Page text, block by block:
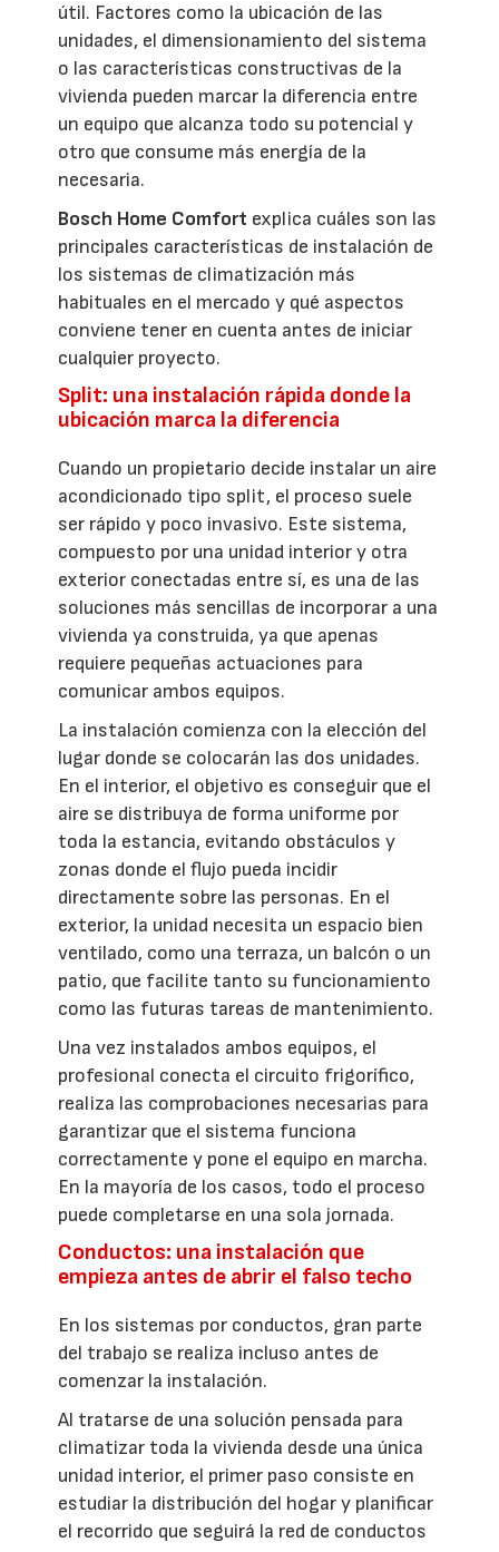
útil. Factores como la ubicación de las
unidades, el dimensionamiento del sistema
o las características constructivas de la
vivienda pueden marcar la diferencia entre
un equipo que alcanza todo su potencial y
otro que consume más energía de la
necesaria.
Bosch Home Comfort explica cuáles son las
principales características de instalación de
los sistemas de climatización más
habituales en el mercado y qué aspectos
conviene tener en cuenta antes de iniciar
cualquier proyecto.
Split: una instalación rápida donde la
ubicación marca la diferencia
Cuando un propietario decide instalar un aire
acondicionado tipo split, el proceso suele
ser rápido y poco invasivo. Este sistema,
compuesto por una unidad interior y otra
exterior conectadas entre sí, es una de las
soluciones más sencillas de incorporar a una
vivienda ya construida, ya que apenas
requiere pequeñas actuaciones para
comunicar ambos equipos.
La instalación comienza con la elección del
lugar donde se colocarán las dos unidades.
En el interior, el objetivo es conseguir que el
aire se distribuya de forma uniforme por
toda la estancia, evitando obstáculos y
zonas donde el flujo pueda incidir
directamente sobre las personas. En el
exterior, la unidad necesita un espacio bien
ventilado, como una terraza, un balcón o un
patio, que facilite tanto su funcionamiento
como las futuras tareas de mantenimiento.
Una vez instalados ambos equipos, el
profesional conecta el circuito frigorífico,
realiza las comprobaciones necesarias para
garantizar que el sistema funciona
correctamente y pone el equipo en marcha.
En la mayoría de los casos, todo el proceso
puede completarse en una sola jornada.
Conductos: una instalación que
empieza antes de abrir el falso techo
En los sistemas por conductos, gran parte
del trabajo se realiza incluso antes de
comenzar la instalación.
Al tratarse de una solución pensada para
climatizar toda la vivienda desde una única
unidad interior, el primer paso consiste en
estudiar la distribución del hogar y planificar
el recorrido que seguirá la red de conductos